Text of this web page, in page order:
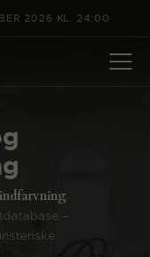
2026 KL. 24:00
–